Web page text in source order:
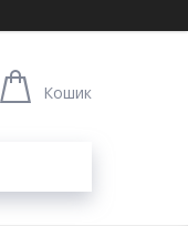
Кошик